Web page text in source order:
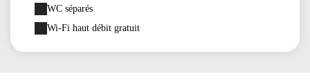
WC séparés
Wi-Fi haut débit gratuit